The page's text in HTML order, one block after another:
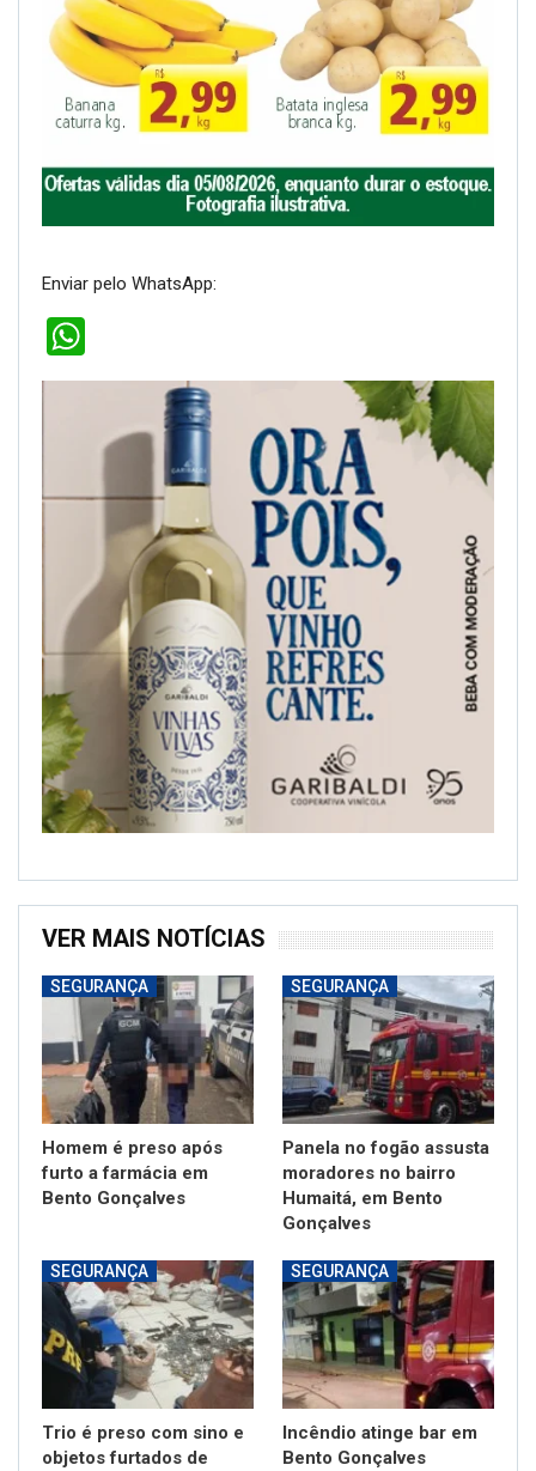
Enviar pelo WhatsApp:
VER MAIS NOTÍCIAS
SEGURANÇA
Homem é preso após
furto a farmácia em
Bento Gonçalves
SEGURANÇA
Panela no fogão assusta
moradores no bairro
Humaitá, em Bento
Gonçalves
SEGURANÇA
Trio é preso com sino e
objetos furtados de
SEGURANÇA
Incêndio atinge bar em
Bento Gonçalves